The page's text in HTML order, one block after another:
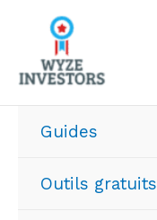
contenu
Guides
Outils gratuits